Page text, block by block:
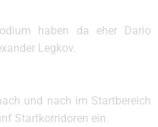
haben da eher Dario
Legkov.
und nach im Startbereich
Startkorridoren ein.